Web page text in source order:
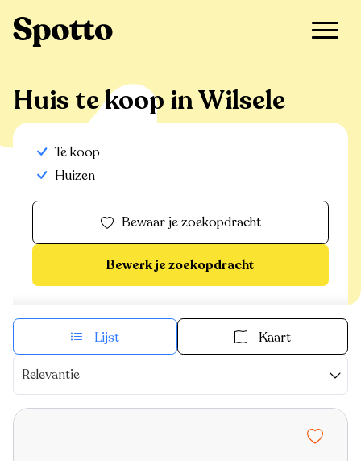
Huis te koop in Wilsele
Te koop
Huizen
Bewaar je zoekopdracht
Bewerk je zoekopdracht
Lijst Kaart
Relevantie